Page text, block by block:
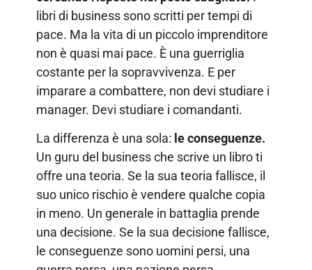
libri di business sono scritti per tempi di
pace. Ma la vita di un piccolo imprenditore
non è quasi mai pace. È una guerriglia
costante per la sopravvivenza. E per
imparare a combattere, non devi studiare i
manager. Devi studiare i comandanti.
La differenza è una sola: le conseguenze.
Un guru del business che scrive un libro ti
offre una teoria. Se la sua teoria fallisce, il
suo unico rischio è vendere qualche copia
in meno. Un generale in battaglia prende
una decisione. Se la sua decisione fallisce,
le conseguenze sono uomini persi, una